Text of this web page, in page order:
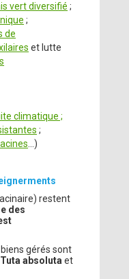
vert diversifié ;
;
de
et lutte
climatique ;
;
...)
restent
des
gérés sont
Tuta absoluta et